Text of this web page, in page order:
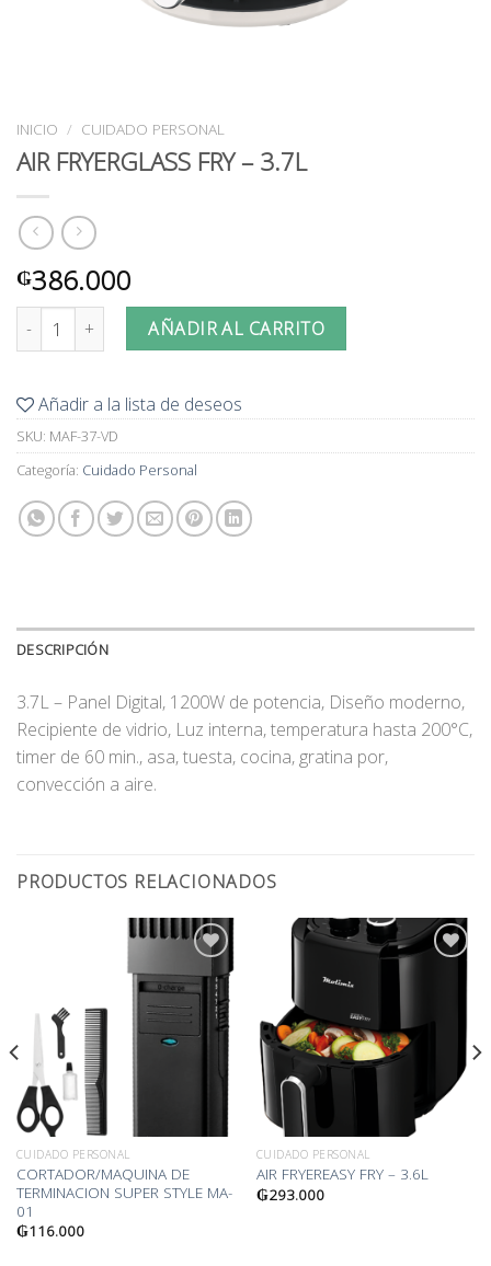
INICIO / CUIDADO PERSONAL
AIR FRYERGLASS FRY – 3.7L
₲386.000
AIR FRYERGLASS FRY - 3.7L cantidad
AÑADIR AL CARRITO
Añadir a la lista de deseos
SKU: MAF-37-VD
Categoría: Cuidado Personal
DESCRIPCIÓN
3.7L – Panel Digital, 1200W de potencia, Diseño moderno,
Recipiente de vidrio, Luz interna, temperatura hasta 200°C,
timer de 60 min., asa, tuesta, cocina, gratina por,
convección a aire.
PRODUCTOS RELACIONADOS
Añadir
lista
de
CUIDADO PERSONAL
CORTADOR/MAQUINA DE
TERMINACION SUPER STYLE MA-
01
₲116.000
CUIDADO PERSONAL
AIR FRYEREASY FRY – 3.6L
₲293.000